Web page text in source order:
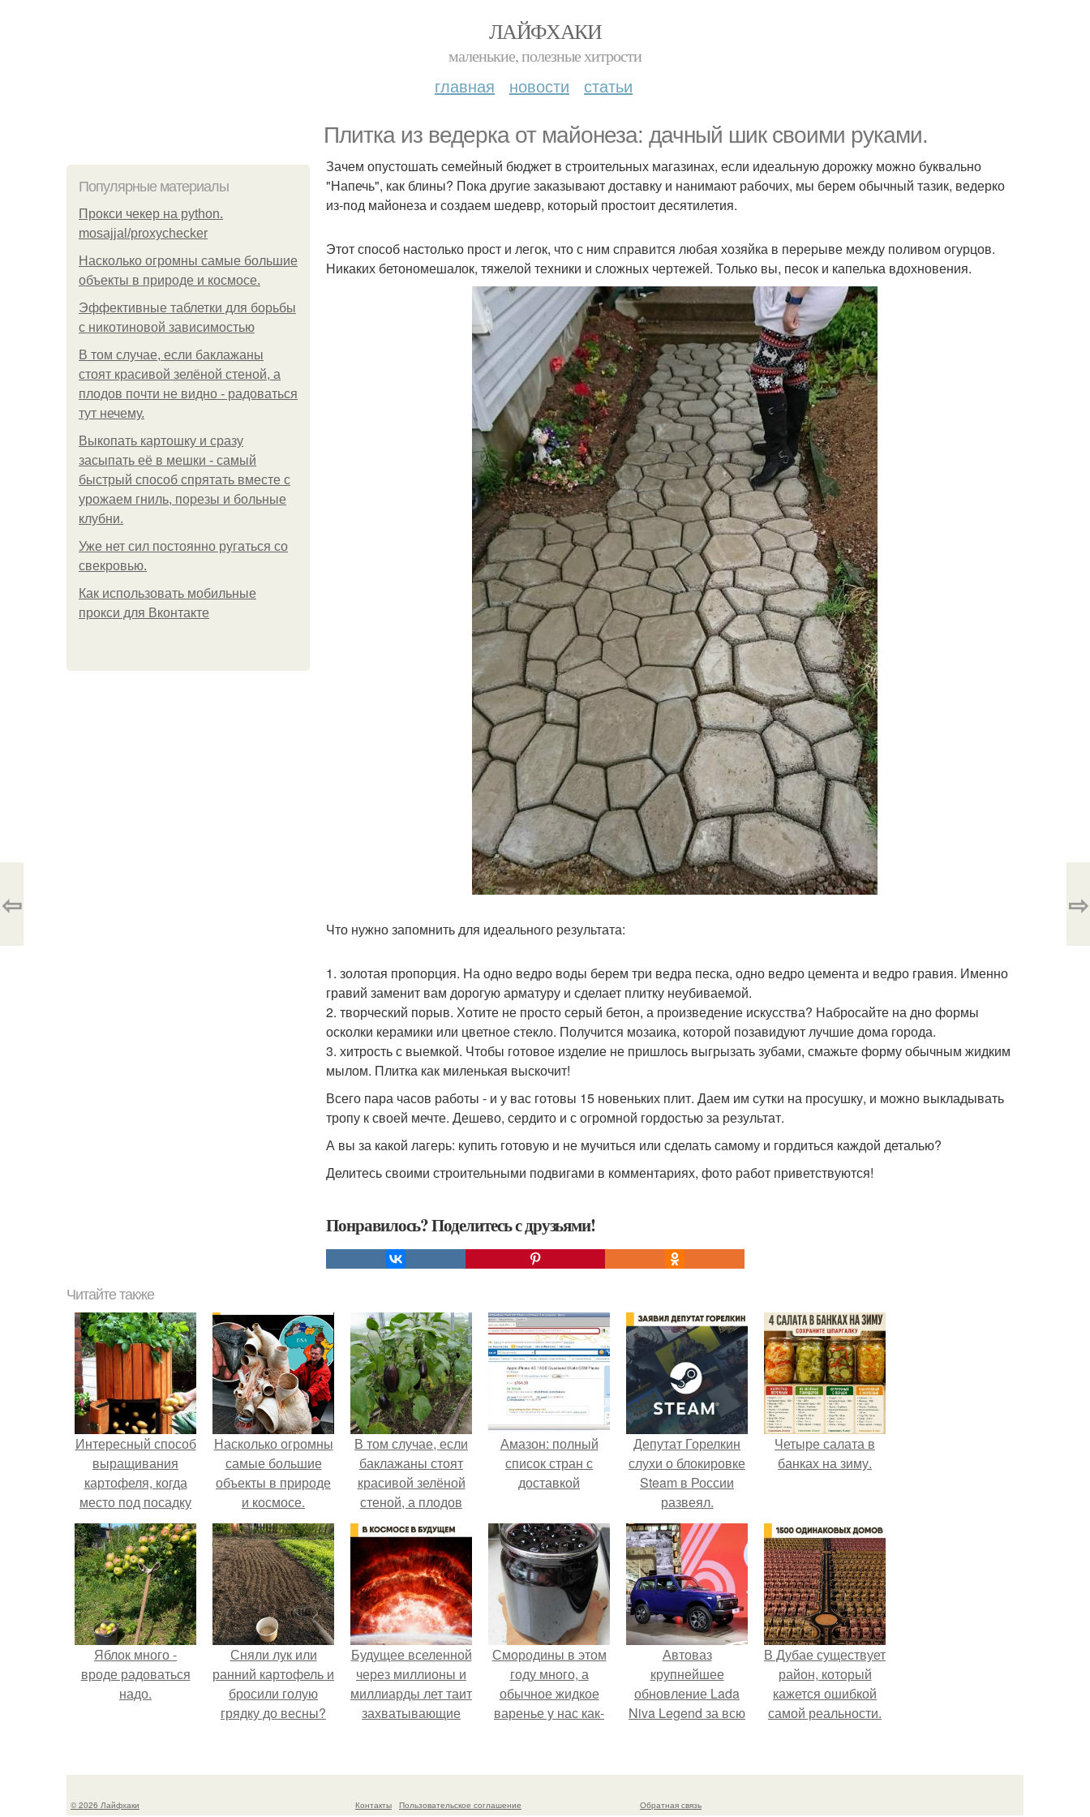
ЛАЙФХАКИ
маленькие, полезные хитрости
главная новости статьи
Плитка из ведерка от майонеза: дачный шик своими руками.
Популярные материалы
Прокси чекер на python.
mosajjal/proxychecker
Насколько огромны самые большие
объекты в природе и космосе.
Эффективные таблетки для борьбы
с никотиновой зависимостью
В том случае, если баклажаны
стоят красивой зелёной стеной, а
плодов почти не видно - радоваться
тут нечему.
Выкопать картошку и сразу
засыпать её в мешки - самый
быстрый способ спрятать вместе с
урожаем гниль, порезы и больные
клубни.
Уже нет сил постоянно ругаться со
свекровью.
Как использовать мобильные
прокси для Вконтакте
Зачем опустошать семейный бюджет в строительных магазинах, если идеальную дорожку можно буквально
"Напечь", как блины? Пока другие заказывают доставку и нанимают рабочих, мы берем обычный тазик, ведерко
из-под майонеза и создаем шедевр, который простоит десятилетия.
Этот способ настолько прост и легок, что с ним справится любая хозяйка в перерыве между поливом огурцов.
Никаких бетономешалок, тяжелой техники и сложных чертежей. Только вы, песок и капелька вдохновения.
Что нужно запомнить для идеального результата:
1. золотая пропорция. На одно ведро воды берем три ведра песка, одно ведро цемента и ведро гравия. Именно
гравий заменит вам дорогую арматуру и сделает плитку неубиваемой.
2. творческий порыв. Хотите не просто серый бетон, а произведение искусства? Набросайте на дно формы
осколки керамики или цветное стекло. Получится мозаика, которой позавидуют лучшие дома города.
3. хитрость с выемкой. Чтобы готовое изделие не пришлось выгрызать зубами, смажьте форму обычным жидким
мылом. Плитка как миленькая выскочит!
Всего пара часов работы - и у вас готовы 15 новеньких плит. Даем им сутки на просушку, и можно выкладывать
тропу к своей мечте. Дешево, сердито и с огромной гордостью за результат.
А вы за какой лагерь: купить готовую и не мучиться или сделать самому и гордиться каждой деталью?
Делитесь своими строительными подвигами в комментариях, фото работ приветствуются!
Понравилось? Поделитесь с друзьями!
⇦ ⇨
Читайте также
Интересный способ
выращивания
картофеля, когда
место под посадку
ограничено.
Насколько огромны
самые большие
объекты в природе
и космосе.
В том случае, если
баклажаны стоят
красивой зелёной
стеной, а плодов
почти не видно -
радоваться тут
нечему.
Амазон: полный
список стран с
доставкой
Депутат Горелкин
слухи о блокировке
Steam в России
развеял.
Четыре салата в
банках на зиму.
Яблок много -
вроде радоваться
надо.
Сняли лук или
ранний картофель и
бросили голую
грядку до весны?
Будущее вселенной
через миллионы и
миллиарды лет таит
захватывающие
Смородины в этом
году много, а
обычное жидкое
варенье у нас как-
Автоваз
крупнейшее
обновление Lada
Niva Legend за всю
В Дубае существует
район, который
кажется ошибкой
самой реальности.
© 2026 Лайфхаки Контакты Пользовательское соглашение Обратная связь